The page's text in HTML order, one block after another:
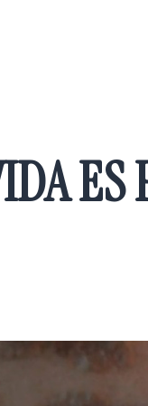
ES